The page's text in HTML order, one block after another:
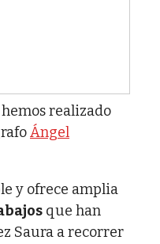
realizado
Ángel
y ofrece amplia
que han
Saura a recorrer